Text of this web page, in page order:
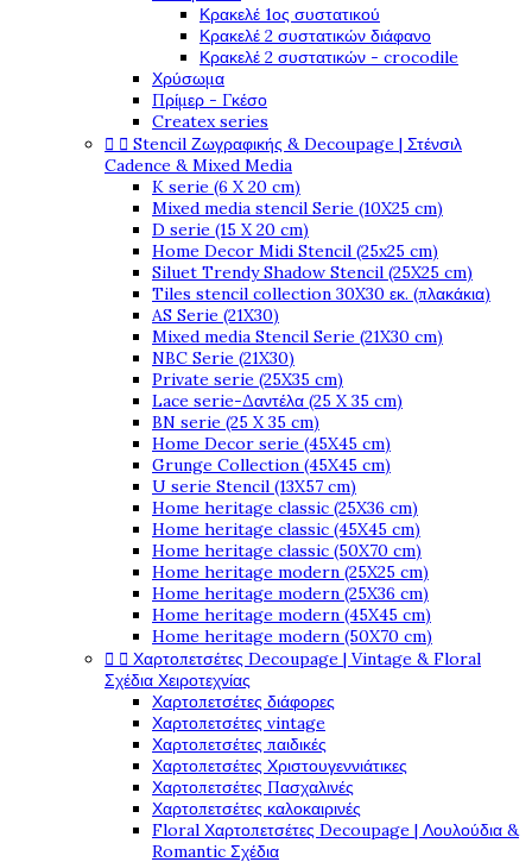
Κρακελέ 1ος συστατικού
Κρακελέ 2 συστατικών διάφανο
Κρακελέ 2 συστατικών - crocodile
Χρύσωμα
Πρίμερ - Γκέσο
Createx series
  Stencil Ζωγραφικής & Decoupage | Στένσιλ
Cadence & Mixed Media
K serie (6 X 20 cm)
Mixed media stencil Serie (10X25 cm)
D serie (15 X 20 cm)
Home Decor Midi Stencil (25x25 cm)
Siluet Trendy Shadow Stencil (25X25 cm)
Tiles stencil collection 30X30 εκ. (πλακάκια)
AS Serie (21X30)
Mixed media Stencil Serie (21X30 cm)
NBC Serie (21X30)
Private serie (25X35 cm)
Lace serie-Δαντέλα (25 X 35 cm)
BN serie (25 X 35 cm)
Home Decor serie (45X45 cm)
Grunge Collection (45X45 cm)
U serie Stencil (13X57 cm)
Home heritage classic (25X36 cm)
Home heritage classic (45X45 cm)
Home heritage classic (50X70 cm)
Home heritage modern (25X25 cm)
Home heritage modern (25X36 cm)
Home heritage modern (45X45 cm)
Home heritage modern (50X70 cm)
  Χαρτοπετσέτες Decoupage | Vintage & Floral
Σχέδια Χειροτεχνίας
Χαρτοπετσέτες διάφορες
Χαρτοπετσέτες vintage
Χαρτοπετσέτες παιδικές
Χαρτοπετσέτες Χριστουγεννιάτικες
Χαρτοπετσέτες Πασχαλινές
Χαρτοπετσέτες καλοκαιρινές
Floral Χαρτοπετσέτες Decoupage | Λουλούδια &
Romantic Σχέδια